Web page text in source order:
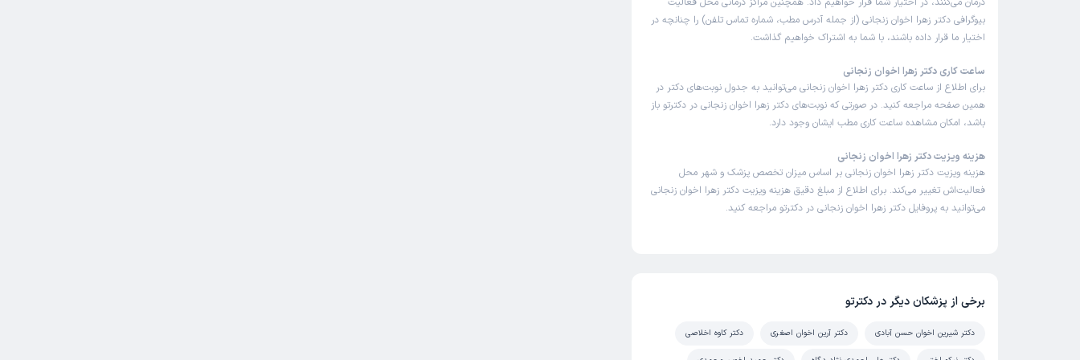
بیوگرافی دکتر زهرا اخوان زنجانی (از جمله آدرس مطب، شماره تماس تلفن) را چنانچه در
اختیار ما قرار داده باشند، با شما به اشتراک خواهیم گذاشت.
ساعت کاری دکتر زهرا اخوان زنجانی
برای اطلاع از ساعت کاری دکتر زهرا اخوان زنجانی می‌توانید به جدول نوبت‌های دکتر در
همین صفحه مراجعه کنید. در صورتی که نوبت‌های دکتر زهرا اخوان زنجانی در دکترتو باز
باشد، امکان مشاهده ساعت کاری مطب ایشان وجود دارد.
هزینه ویزیت دکتر زهرا اخوان زنجانی
هزینه ویزیت دکتر زهرا اخوان زنجانی بر اساس میزان تخصص پزشک و شهر محل
فعالیت‌اش تغییر می‌کند. برای اطلاع از مبلغ دقیق هزینه ویزیت دکتر زهرا اخوان زنجانی
می‌توانید به پروفایل دکتر زهرا اخوان زنجانی در دکترتو مراجعه کنید.
برخی از پزشکان دیگر در دکترتو
دکتر شیرین اخوان حسن آبادی دکتر آرین اخوان اصغری دکتر کاوه اخلاصی